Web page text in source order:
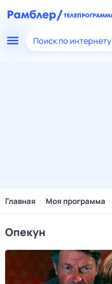
Поиск по интернету
Главная Моя программа
Опекун